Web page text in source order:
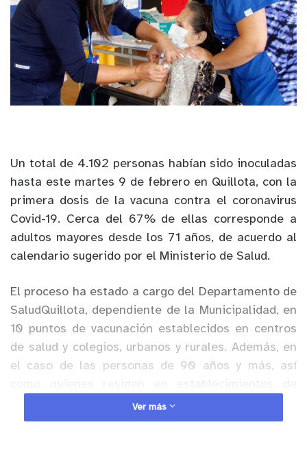
Un total de 4.102 personas habían sido inoculadas
hasta este martes 9 de febrero en Quillota, con la
primera dosis de la vacuna contra el coronavirus
Covid-19. Cerca del 67% de ellas corresponde a
adultos mayores desde los 71 años, de acuerdo al
calendario sugerido por el Ministerio de Salud.
El proceso ha estado a cargo del Departamento de
SaludQuillota, dependiente de la Municipalidad, en
10 puntos de vacunación establecidos en centros
de salud y colegios, urbanos y rurales. Además, en
el caso de las personas de 90 años y más, así
larga estadía para adultos mayores, ELEAM, han
sido inmunizados a domicilio, por un equipo móvil
Ver más